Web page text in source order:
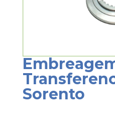
Sorento